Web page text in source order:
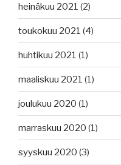
heinäkuu 2021 (2)
toukokuu 2021 (4)
huhtikuu 2021 (1)
maaliskuu 2021 (1)
joulukuu 2020 (1)
marraskuu 2020 (1)
syyskuu 2020 (3)